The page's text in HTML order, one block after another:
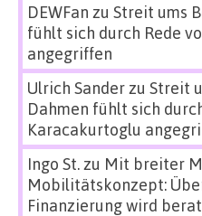
DEWFan zu Streit ums
fühlt sich durch Rede
angegriffen
Ulrich Sanderzu Streit
Dahmen fühlt sich
Karacakurtoglu
Ingo St.zu Mit breiter
Mobilitätskonzept:
Finanzierung wird